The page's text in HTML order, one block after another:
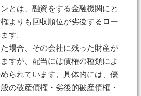
とは、融資をする金融機関にと
よりも回収順位が劣後するロー
す。
場合、その会社に残った財産が
すが、配当には債権の種類によ
られています。具体的には、優
の破産債権・劣後的破産債権・